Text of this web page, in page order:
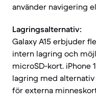
använder navigering
Lagringsalternativ:
Galaxy A15 erbjuder
intern lagring och
microSD-kort. iPhone
lagring med
för externa